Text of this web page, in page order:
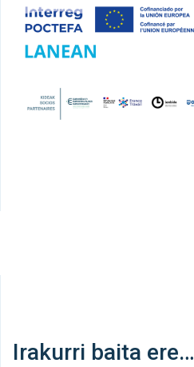
Irakurri baita ere…